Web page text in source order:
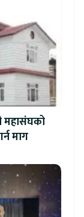
महासंघको
माग